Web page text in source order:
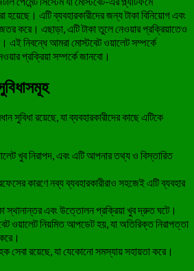
হয়েছে। এটি ব্যবহারকারীদের জন্য টাকা বিনিয়োগ এবং
করে। এছাড়া, এটি টাকা তুলে নেওয়ার প্রক্রিয়াতেও
এই নিবন্ধে আমরা মোস্টবেট ওয়ালেট সম্পর্কে
প্রক্রিয়া সম্পর্কে জানবো।
সুবিধা রয়েছে, যা ব্যবহারকারীদের কাছে এটিকে
খুব নিরাপদ, এবং এটি আপনার তথ্য ও বিস্তারিত
কারণে নব্য ব্যবহারকারীরাও সহজেই এটি ব্যবহার
স্থানান্তর এবং উত্তোলন প্রক্রিয়া খুব দ্রুত ঘটে।
ওয়ালেট নিয়মিত আপডেট হয়, যা অতিরিক্ত নিরাপত্তা
সেবা রয়েছে, যা যেকোনো সমস্যায় সহায়তা করে।